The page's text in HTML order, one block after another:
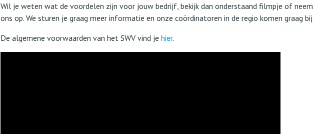
Wil je weten wat de voordelen zijn voor jouw bedrijf, bekijk dan onderstaand filmpje of
ons op. We sturen je graag meer informatie en onze coördinatoren in de regio komen graag bij
De algemene voorwaarden van het SWV vind je hier.